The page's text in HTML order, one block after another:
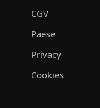
CGV
Paese
Privacy
Cookies